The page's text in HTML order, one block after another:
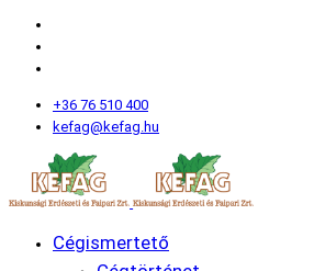
+36 76 510 400
kefag@kefag.hu
Cégismertető